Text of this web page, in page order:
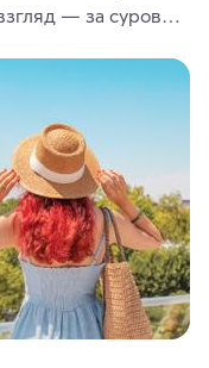
— за суровой
одни из самых